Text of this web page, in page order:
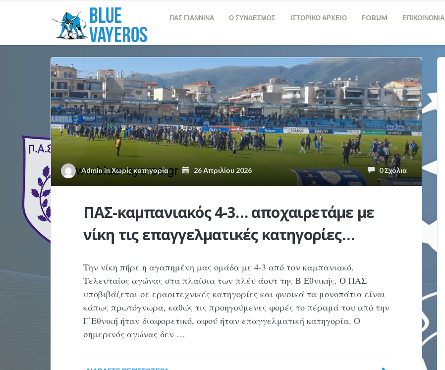
ΠΑΣ ΓΙΑΝΝΙΝΑ Ο ΣΥΝΔΕΣΜΟΣ ΙΣΤΟΡΙΚΟ ΑΡΧΕΙΟ FORUM ΕΠΙΚΟΙΝΩΝΙΑ
AdmininΧωρίς κατηγορία 26 Απριλίου 2026 0 Σχόλια
ΠΑΣ-καμπανιακός 4-3… αποχαιρετάμε με
νίκη τις επαγγελματικές κατηγορίες…
Την νίκη πήρε η αγαπημένη μας ομάδα με 4-3 από τον καμπανιακό.
Τελευταίος αγώνας στα πλαίσια των πλέυ άουτ της Β Εθνικής. Ο ΠΑΣ
υποβιβάζεται σε ερασιτεχνικές κατηγορίες και φυσικά τα μονοπάτια είναι
κάπως πρωτόγνωρα, καθώς τις προηγούμενες φορές το πέραμά του από την
Γ΄Εθνική ήταν διαφορετικό, αφού ήταν επαγγελματική κατηγορία. Ο
σημερινός αγώνας δεν …